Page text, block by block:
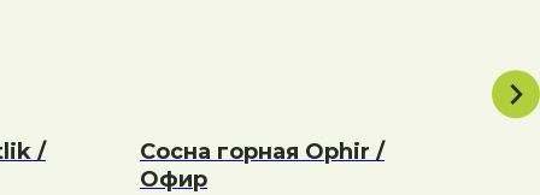
/
Сосна горная Ophir /
Офир